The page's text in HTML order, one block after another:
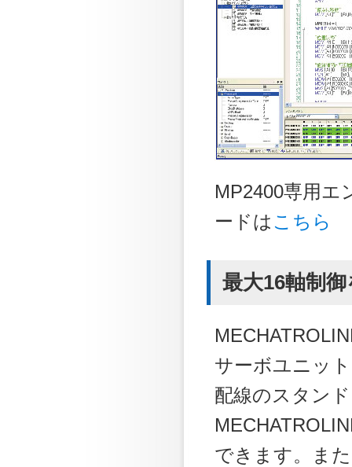
MP2400専用エ
ードはこちら
最大16軸制
サーボユニッ
配線のスタン
できます。ま